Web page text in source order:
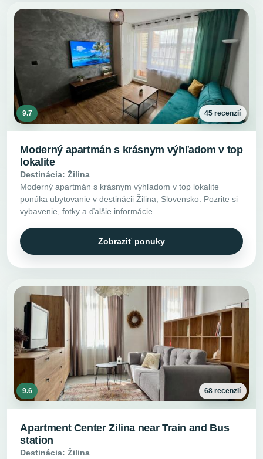
9.7 45 recenzií
Moderný apartmán s krásnym výhľadom v top
lokalite
Destinácia: Žilina
Moderný apartmán s krásnym výhľadom v top lokalite
ponúka ubytovanie v destinácii Žilina, Slovensko. Pozrite si
vybavenie, fotky a ďalšie informácie.
Zobraziť ponuky
9.6 68 recenzií
Apartment Center Zilina near Train and Bus
station
Destinácia: Žilina